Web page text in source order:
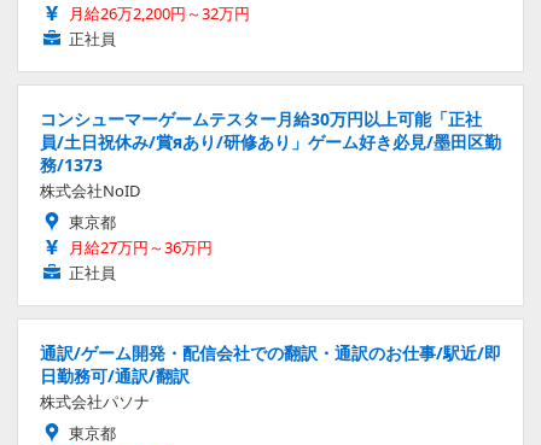
月給26万2,200円～32万円
正社員
コンシューマーゲームテスター月給30万円以上可能「正社
員/土日祝休み/賞яあり/研修あり」ゲーム好き必見/墨田区勤
務/1373
株式会社NoID
東京都
月給27万円～36万円
正社員
通訳/ゲーム開発・配信会社での翻訳・通訳のお仕事/駅近/即
日勤務可/通訳/翻訳
株式会社パソナ
東京都